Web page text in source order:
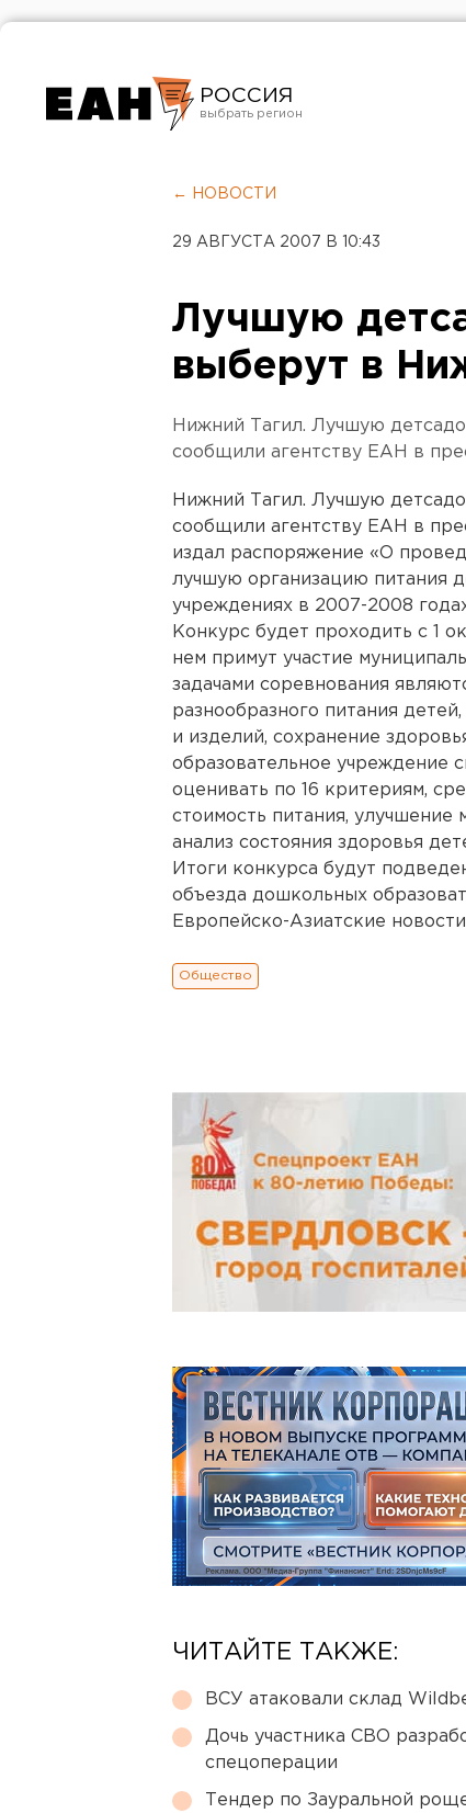
РОССИЯ
Челябинск
← НОВОСТИ
29 АВГУСТА 2007 В 10:43
Лучшую
выберут в
Нижний Тагил. Лучшую
сообщили агентству ЕАН в
Нижний Тагил. Лучшую
сообщили агентству ЕАН в
издал распоряжение «О
лучшую организацию питания
учреждениях в 2007-2008
Конкурс будет проходить с 1
нем примут участие
задачами соревнования
разнообразного питания
и изделий, сохранение
образовательное учреждение
оценивать по 16 критериям,
стоимость питания, улучшение
анализ состояния здоровья
Итоги конкурса будут
объезда дошкольных
Европейско-Азиатские новости.
Общество
ЧИТАЙТЕ ТАКЖЕ:
ВСУ атаковали склад
Дочь участника СВО
спецоперации
Тендер по Зауральной